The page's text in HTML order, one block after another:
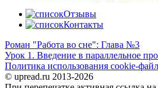
Отзывы
Контакты
Роман "Работа во сне": Глава №3
Урок 1. Введение в параллельное
Политика использования cookie-
© upread.ru 2013-2026